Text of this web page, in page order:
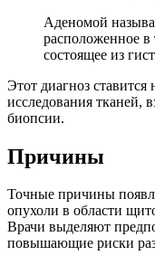
Аденомой
расположенное
состоящее из
Этот диагноз
исследования тканей,
биопсии.
Причины
Точные причины
опухоли в области
Врачи выделяют
повышающие риски